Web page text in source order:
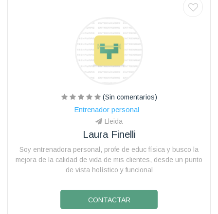
(Sin comentarios)
Entrenador personal
Lleida
Laura Finelli
Soy entrenadora personal, profe de educ física y busco la
mejora de la calidad de vida de mis clientes, desde un punto
de vista holístico y funcional
CONTACTAR